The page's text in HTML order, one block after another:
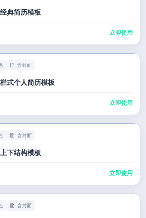
典简历模板
立即使用
含封面
式个人简历模板
立即使用
含封面
下结构模板
立即使用
含封面